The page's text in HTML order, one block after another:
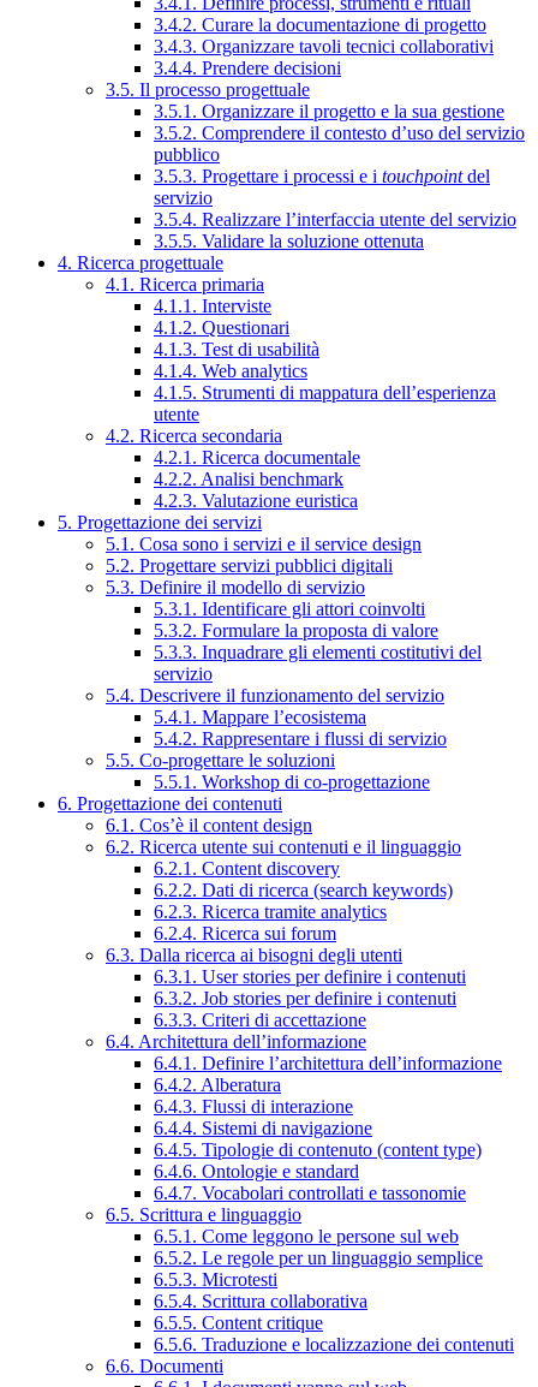
3.4.2. Curare la documentazione di progetto
3.4.3. Organizzare tavoli tecnici collaborativi
3.4.4. Prendere decisioni
3.5. Il processo progettuale
3.5.1. Organizzare il progetto e la sua gestione
3.5.2. Comprendere il contesto d’uso del servizio
pubblico
3.5.3. Progettare i processi e i touchpointdel
servizio
3.5.4. Realizzare l’interfaccia utente del servizio
3.5.5. Validare la soluzione ottenuta
4. Ricerca progettuale
4.1. Ricerca primaria
4.1.1. Interviste
4.1.2. Questionari
4.1.3. Test di usabilità
4.1.4. Web analytics
4.1.5. Strumenti di mappatura dell’esperienza
utente
4.2. Ricerca secondaria
4.2.1. Ricerca documentale
4.2.2. Analisi benchmark
4.2.3. Valutazione euristica
5. Progettazione dei servizi
5.1. Cosa sono i servizi e il service design
5.2. Progettare servizi pubblici digitali
5.3. Definire il modello di servizio
5.3.1. Identificare gli attori coinvolti
5.3.2. Formulare la proposta di valore
5.3.3. Inquadrare gli elementi costitutivi del
servizio
5.4. Descrivere il funzionamento del servizio
5.4.1. Mappare l’ecosistema
5.4.2. Rappresentare i flussi di servizio
5.5. Co-progettare le soluzioni
5.5.1. Workshop di co-progettazione
6. Progettazione dei contenuti
6.1. Cos’è il content design
6.2. Ricerca utente sui contenuti e il linguaggio
6.2.1. Content discovery
6.2.2. Dati di ricerca (search keywords)
6.2.3. Ricerca tramite analytics
6.2.4. Ricerca sui forum
6.3. Dalla ricerca ai bisogni degli utenti
6.3.1. User stories per definire i contenuti
6.3.2. Job stories per definire i contenuti
6.3.3. Criteri di accettazione
6.4. Architettura dell’informazione
6.4.1. Definire l’architettura dell’informazione
6.4.2. Alberatura
6.4.3. Flussi di interazione
6.4.4. Sistemi di navigazione
6.4.5. Tipologie di contenuto (content type)
6.4.6. Ontologie e standard
6.4.7. Vocabolari controllati e tassonomie
6.5. Scrittura e linguaggio
6.5.1. Come leggono le persone sul web
6.5.2. Le regole per un linguaggio semplice
6.5.3. Microtesti
6.5.4. Scrittura collaborativa
6.5.5. Content critique
6.5.6. Traduzione e localizzazione dei contenuti
6.6. Documenti